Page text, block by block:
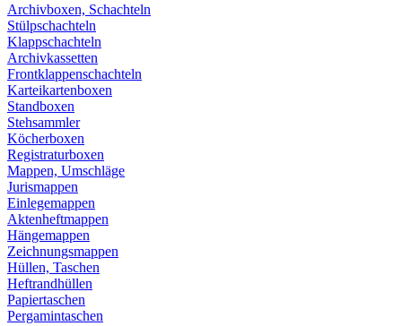
Archivboxen, Schachteln
Stülpschachteln
Klappschachteln
Archivkassetten
Frontklappenschachteln
Karteikartenboxen
Standboxen
Stehsammler
Köcherboxen
Registraturboxen
Mappen, Umschläge
Jurismappen
Einlegemappen
Aktenheftmappen
Hängemappen
Zeichnungsmappen
Hüllen, Taschen
Heftrandhüllen
Papiertaschen
Pergamintaschen